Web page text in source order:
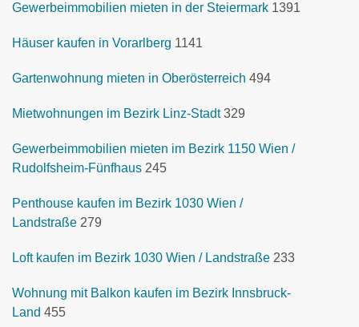
Gewerbeimmobilien mieten in der Steiermark 1391
Häuser kaufen in Vorarlberg 1141
Gartenwohnung mieten in Oberösterreich 494
Mietwohnungen im Bezirk Linz-Stadt 329
Gewerbeimmobilien mieten im Bezirk 1150 Wien /
Rudolfsheim-Fünfhaus 245
Penthouse kaufen im Bezirk 1030 Wien /
Landstraße 279
Loft kaufen im Bezirk 1030 Wien / Landstraße 233
Wohnung mit Balkon kaufen im Bezirk Innsbruck-
Land 455